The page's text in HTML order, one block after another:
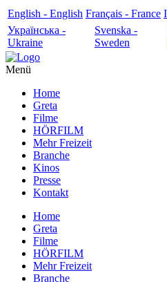
English - English Français - France
Українська -
Ukraine
Svenska -
Sweden
Menü
Home
Greta
Filme
HÖRFILM
Mehr Freizeit
Branche
Kinos
Presse
Kontakt
Home
Greta
Filme
HÖRFILM
Mehr Freizeit
Branche